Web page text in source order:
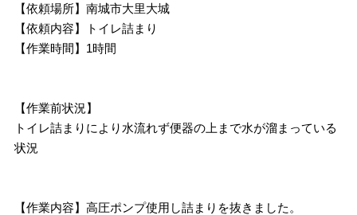
【依頼場所】南城市大里大城
【依頼内容】トイレ詰まり
【作業時間】1時間
【作業前状況】
トイレ詰まりにより水流れず便器の上まで水が溜まっている
状況
【作業内容】高圧ポンプ使用し詰まりを抜きました。